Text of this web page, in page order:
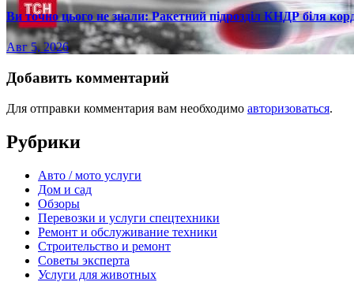
Ви точно цього не знали: Ракетний підрозділ КНДР біля
Авг 5, 2026
Добавить комментарий
Для отправки комментария вам необходимо авторизоваться.
Рубрики
Авто / мото услуги
Дом и сад
Обзоры
Перевозки и услуги спецтехники
Ремонт и обслуживание техники
Строительство и ремонт
Советы эксперта
Услуги для животных